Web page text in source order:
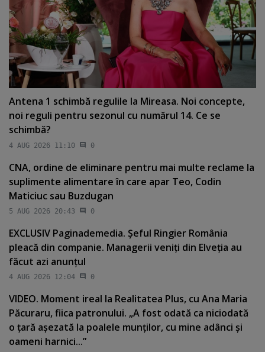
Antena 1 schimbă regulile la Mireasa. Noi concepte,
noi reguli pentru sezonul cu numărul 14. Ce se
schimbă?
4 AUG 2026 11:10 0
CNA, ordine de eliminare pentru mai multe reclame la
suplimente alimentare în care apar Teo, Codin
Maticiuc sau Buzdugan
5 AUG 2026 20:43 0
EXCLUSIV Paginademedia. Şeful Ringier România
pleacă din companie. Managerii veniţi din Elveţia au
făcut azi anunţul
4 AUG 2026 12:04 0
VIDEO. Moment ireal la Realitatea Plus, cu Ana Maria
Păcuraru, fiica patronului. „A fost odată ca niciodată
o ţară aşezată la poalele munţilor, cu mine adânci şi
oameni harnici...”